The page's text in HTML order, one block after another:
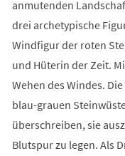
anmutenden
drei archetypische
Windfigur der roten
und Hüterin der Zeit.
Wehen des Windes.
blau-grauen
überschreiben, sie
Blutspur zu legen. Als